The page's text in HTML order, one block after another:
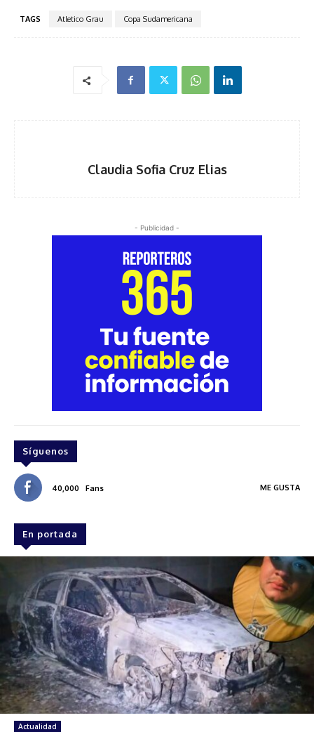
TAGS Atletico Grau Copa Sudamericana
Claudia Sofia Cruz Elias
- Publicidad -
Síguenos
40,000 Fans ME GUSTA
En portada
Actualidad